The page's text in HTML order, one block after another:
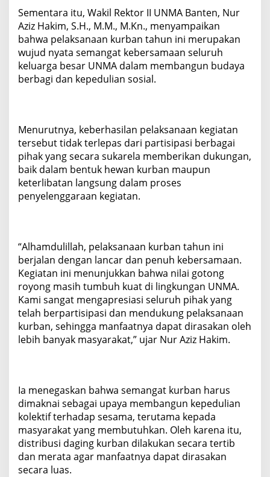
Sementara itu, Wakil Rektor II UNMA Banten, Nur
Aziz Hakim, S.H., M.M., M.Kn., menyampaikan
bahwa pelaksanaan kurban tahun ini merupakan
wujud nyata semangat kebersamaan seluruh
keluarga besar UNMA dalam membangun budaya
berbagi dan kepedulian sosial.
Menurutnya, keberhasilan pelaksanaan kegiatan
tersebut tidak terlepas dari partisipasi berbagai
pihak yang secara sukarela memberikan dukungan,
baik dalam bentuk hewan kurban maupun
keterlibatan langsung dalam proses
penyelenggaraan kegiatan.
“Alhamdulillah, pelaksanaan kurban tahun ini
berjalan dengan lancar dan penuh kebersamaan.
Kegiatan ini menunjukkan bahwa nilai gotong
royong masih tumbuh kuat di lingkungan UNMA.
Kami sangat mengapresiasi seluruh pihak yang
telah berpartisipasi dan mendukung pelaksanaan
kurban, sehingga manfaatnya dapat dirasakan oleh
lebih banyak masyarakat,” ujar Nur Aziz Hakim.
Ia menegaskan bahwa semangat kurban harus
dimaknai sebagai upaya membangun kepedulian
kolektif terhadap sesama, terutama kepada
masyarakat yang membutuhkan. Oleh karena itu,
distribusi daging kurban dilakukan secara tertib
dan merata agar manfaatnya dapat dirasakan
secara luas.